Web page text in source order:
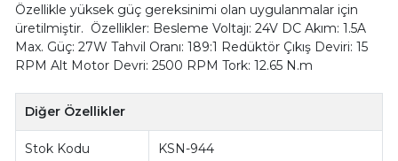
Özellikle yüksek güç gereksinimi olan uygulanmalar için
üretilmiştir. Özellikler: Besleme Voltajı: 24V DC Akım: 1.5A
Max. Güç: 27W Tahvil Oranı: 189:1 Redüktör Çıkış Deviri: 15
RPM Alt Motor Devri: 2500 RPM Tork: 12.65 N.m
Diğer Özellikler
Stok Kodu KSN-944